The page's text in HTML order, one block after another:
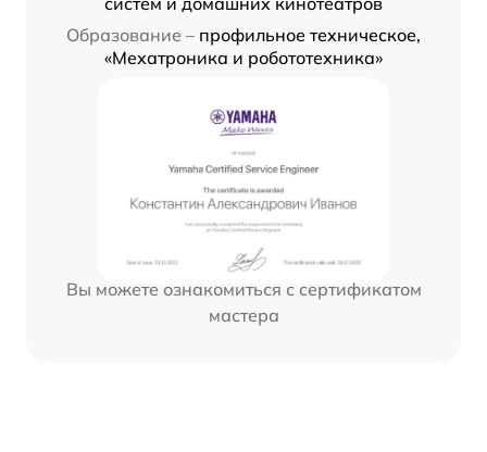
Образование – профильное техническое,
«Мехатроника и робототехника»
Вы можете ознакомиться с сертификатом
мастера